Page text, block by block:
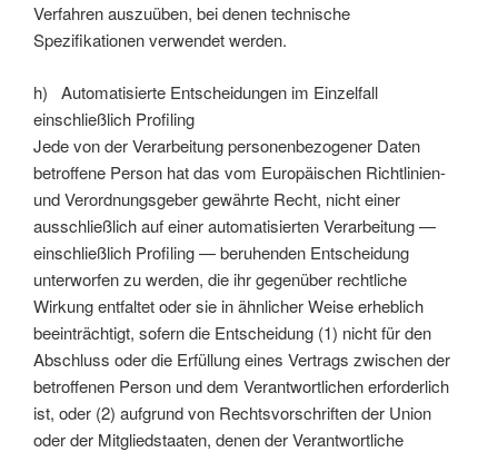
Verfahren auszuüben, bei denen technische
Spezifikationen verwendet werden.
h) Automatisierte Entscheidungen im Einzelfall
einschließlich Profiling
Jede von der Verarbeitung personenbezogener Daten
betroffene Person hat das vom Europäischen Richtlinien-
und Verordnungsgeber gewährte Recht, nicht einer
ausschließlich auf einer automatisierten Verarbeitung —
einschließlich Profiling — beruhenden Entscheidung
unterworfen zu werden, die ihr gegenüber rechtliche
Wirkung entfaltet oder sie in ähnlicher Weise erheblich
beeinträchtigt, sofern die Entscheidung (1) nicht für den
Abschluss oder die Erfüllung eines Vertrags zwischen der
betroffenen Person und dem Verantwortlichen erforderlich
ist, oder (2) aufgrund von Rechtsvorschriften der Union
oder der Mitgliedstaaten, denen der Verantwortliche